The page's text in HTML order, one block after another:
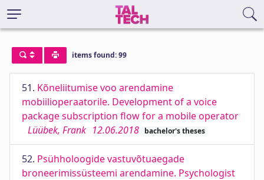
items found: 99
51. Kõneliitumise voo arendamine
mobiilioperaatorile. Development of a voice
package subscription flow for a mobile operator
Lüübek, Frank 12.06.2018 bachelor's theses
52. Psühholoogide vastuvõtuaegade
broneerimissüsteemi arendamine. Psychologist